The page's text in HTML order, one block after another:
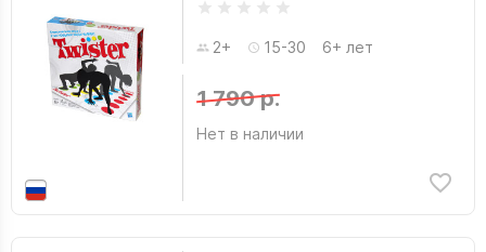
2+ 15-30 6+ лет
1 790 р.
Нет в наличии